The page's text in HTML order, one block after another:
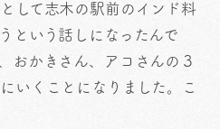
して志木の駅前のインド料
という話しになったんで
おかきさん、アコさんの３
いくことになりました。こ